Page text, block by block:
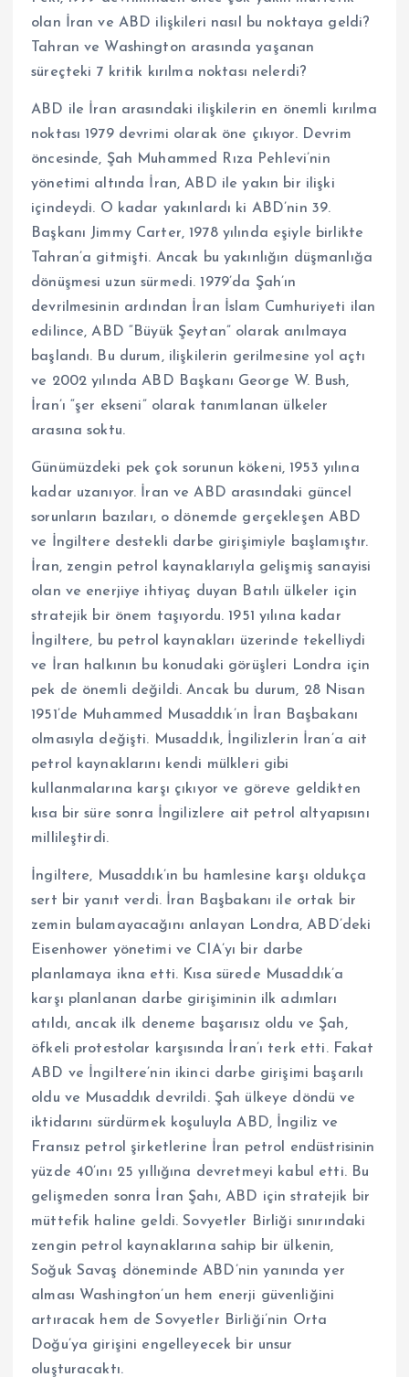
olan İran ve ABD ilişkileri nasıl bu noktaya geldi?
Tahran ve Washington arasında yaşanan
süreçteki 7 kritik kırılma noktası nelerdi?
ABD ile İran arasındaki ilişkilerin en önemli kırılma
noktası 1979 devrimi olarak öne çıkıyor. Devrim
öncesinde, Şah Muhammed Rıza Pehlevi’nin
yönetimi altında İran, ABD ile yakın bir ilişki
içindeydi. O kadar yakınlardı ki ABD’nin 39.
Başkanı Jimmy Carter, 1978 yılında eşiyle birlikte
Tahran’a gitmişti. Ancak bu yakınlığın düşmanlığa
dönüşmesi uzun sürmedi. 1979’da Şah’ın
devrilmesinin ardından İran İslam Cumhuriyeti ilan
edilince, ABD “Büyük Şeytan” olarak anılmaya
başlandı. Bu durum, ilişkilerin gerilmesine yol açtı
ve 2002 yılında ABD Başkanı George W. Bush,
İran’ı “şer ekseni” olarak tanımlanan ülkeler
arasına soktu.
Günümüzdeki pek çok sorunun kökeni, 1953 yılına
kadar uzanıyor. İran ve ABD arasındaki güncel
sorunların bazıları, o dönemde gerçekleşen ABD
ve İngiltere destekli darbe girişimiyle başlamıştır.
İran, zengin petrol kaynaklarıyla gelişmiş sanayisi
olan ve enerjiye ihtiyaç duyan Batılı ülkeler için
stratejik bir önem taşıyordu. 1951 yılına kadar
İngiltere, bu petrol kaynakları üzerinde tekelliydi
ve İran halkının bu konudaki görüşleri Londra için
pek de önemli değildi. Ancak bu durum, 28 Nisan
1951’de Muhammed Musaddık’ın İran Başbakanı
olmasıyla değişti. Musaddık, İngilizlerin İran’a ait
petrol kaynaklarını kendi mülkleri gibi
kullanmalarına karşı çıkıyor ve göreve geldikten
kısa bir süre sonra İngilizlere ait petrol altyapısını
millileştirdi.
İngiltere, Musaddık’ın bu hamlesine karşı oldukça
sert bir yanıt verdi. İran Başbakanı ile ortak bir
zemin bulamayacağını anlayan Londra, ABD’deki
Eisenhower yönetimi ve CIA’yı bir darbe
planlamaya ikna etti. Kısa sürede Musaddık’a
karşı planlanan darbe girişiminin ilk adımları
atıldı, ancak ilk deneme başarısız oldu ve Şah,
öfkeli protestolar karşısında İran’ı terk etti. Fakat
ABD ve İngiltere’nin ikinci darbe girişimi başarılı
oldu ve Musaddık devrildi. Şah ülkeye döndü ve
iktidarını sürdürmek koşuluyla ABD, İngiliz ve
Fransız petrol şirketlerine İran petrol endüstrisinin
yüzde 40’ını 25 yıllığına devretmeyi kabul etti. Bu
gelişmeden sonra İran Şahı, ABD için stratejik bir
müttefik haline geldi. Sovyetler Birliği sınırındaki
zengin petrol kaynaklarına sahip bir ülkenin,
Soğuk Savaş döneminde ABD’nin yanında yer
alması Washington’un hem enerji güvenliğini
artıracak hem de Sovyetler Birliği’nin Orta
Doğu’ya girişini engelleyecek bir unsur
oluşturacaktı.